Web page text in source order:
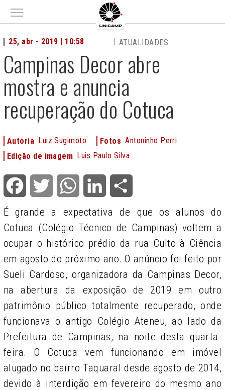
Main menu
Campinas Decor abre
mostra e anuncia
recuperação do Cotuca
25, abr - 2019 | 10:58 ATUALIDADES
Autoria Luiz Sugimoto Fotos Antoninho Perri
Edição de imagem Luis Paulo Silva
Facebook Twitter WhatsApp LinkedIn
É grande a expectativa de que os alunos do
Cotuca (Colégio Técnico de Campinas) voltem a
ocupar o histórico prédio da rua Culto à Ciência
em agosto do próximo ano. O anúncio foi feito por
Sueli Cardoso, organizadora da Campinas Decor,
na abertura da exposição de 2019 em outro
patrimônio público totalmente recuperado, onde
funcionava o antigo Colégio Ateneu, ao lado da
Prefeitura de Campinas, na noite desta quarta-
feira. O Cotuca vem funcionando em imóvel
alugado no bairro Taquaral desde agosto de 2014,
devido à interdição em fevereiro do mesmo ano